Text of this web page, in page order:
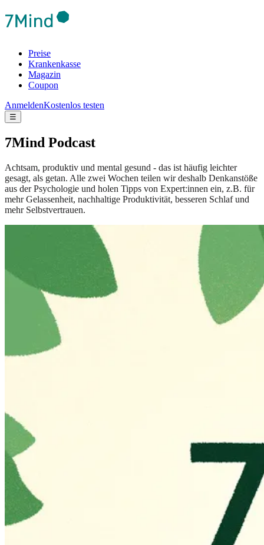
Preise
Krankenkasse
Magazin
Coupon
AnmeldenKostenlos testen
☰
7Mind Podcast
Achtsam, produktiv und mental gesund - das ist häufig leichter
gesagt, als getan. Alle zwei Wochen teilen wir deshalb Denkanstöße
aus der Psychologie und holen Tipps von Expert:innen ein, z.B. für
mehr Gelassenheit, nachhaltige Produktivität, besseren Schlaf und
mehr Selbstvertrauen.